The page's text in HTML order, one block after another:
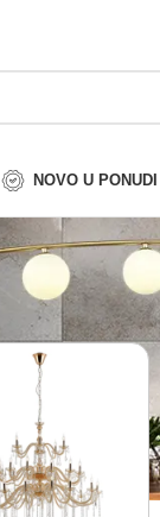
NOVO U PONUDI
Dekorativna rasveta/